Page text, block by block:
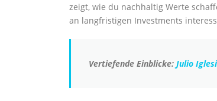
zeigt, wie du nachhaltig Werte
an langfristigen Investments
Vertiefende Einblicke: Julio